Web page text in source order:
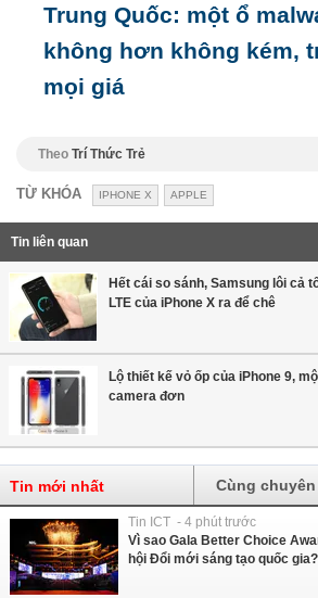
Trung Quốc: một ổ
không hơn không kém,
mọi giá
Theo Trí Thức Trẻ
TỪ KHÓA IPHONE X APPLE
Tin liên quan
Hết cái so sánh, Samsung lôi cả
LTE của iPhone X ra để chê
Lộ thiết kế vỏ ốp của iPhone 9,
camera đơn
Tin mới nhất Cùng
Tin ICT - 4 phút trước
Vì sao Gala Better Choice
hội Đổi mới sáng tạo quốc gia?